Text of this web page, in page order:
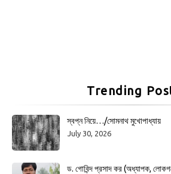
Trending
স্বপ্ন নিয়ে…/সোমনাথ মুখোপাধ্যায়
July 30, 2026
ড. গোবিন্দ প্রসাদ কর (অধ্যাপক,